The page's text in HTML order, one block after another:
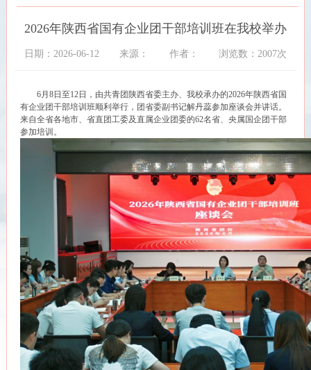
2026年陕西省国有企业团干部培训班在我校举办
日期：2026-06-12 来源： 作者： 浏览数：2007次
6月8日至12日，由共青团陕西省委主办、我校承办的2026年陕西省国
有企业团干部培训班顺利举行，团省委副书记解丹蕊参加座谈会并讲话。
来自全省各地市、省直团工委及直属企业团委的62名省、央属国企团干部
参加培训。